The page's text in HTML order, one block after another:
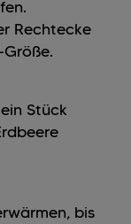
Rechtecke
Stück
bis